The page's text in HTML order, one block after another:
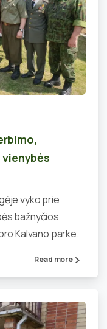
0
vyko prie
bažnyčios
Kalvano parke.
Read more